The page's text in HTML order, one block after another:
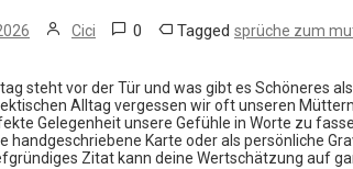
Cici 0 Tagged sprüche zum
steht vor der Tür und was gibt es Schöneres
Alltag vergessen wir oft unseren
Gelegenheit unsere Gefühle in Worte zu
handgeschriebene Karte oder als persönliche
Zitat kann deine Wertschätzung auf